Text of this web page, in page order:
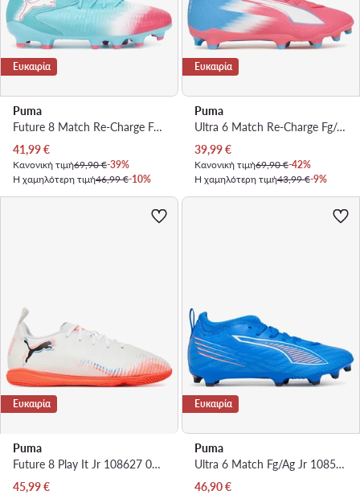
Ευκαιρία
Puma
Future 8 Match Re-Charge Fg/Ag Jr 108762 01 · Ποδοσφαιρικά Παπούτσια
Τρέχουσα τιμή
41,99€
Κανονική τιμή69,90 €-39%
Η χαμηλότερη τιμή46,99 €-10%
Ευκαιρία
Puma
Ultra 6 Match Re-Charge Fg/Ag Jr 108767 01 · Ποδοσφαιρικά Παπούτσια
Τρέχουσα τιμή
39,99€
Κανονική τιμή69,90 €-42%
Η χαμηλότερη τιμή43,99 €-9%
Ευκαιρία
Puma
Future 8 Play It Jr 108627 01 · Ποδοσφαιρικά Παπούτσια
Τρέχουσα τιμή
45,99€
Ευκαιρία
Puma
Ultra 6 Match Fg/Ag Jr 108515 01 · Ποδοσφαιρικά Παπούτσια
Τρέχουσα τιμή
46,90€